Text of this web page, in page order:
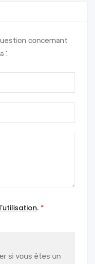
concernant
'.
.
si vous êtes un